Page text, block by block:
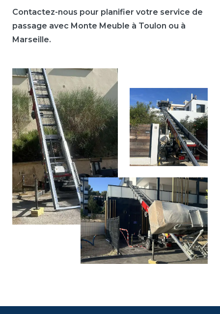
Contactez-nous pour planifier votre service de
passage avec Monte Meuble à Toulon ou à
Marseille.